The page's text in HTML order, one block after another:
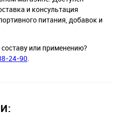
и консультация
питания, добавок и
или применению?
24-90.